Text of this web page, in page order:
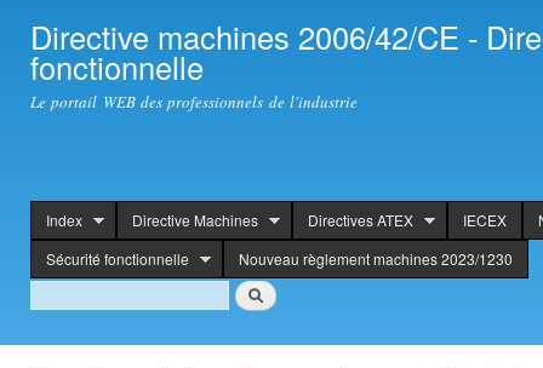
Directive machines 2006/42/CE -
fonctionnelle
Le portail WEB des professionnels de l'industrie
header
Index Directive Machines Directives ATEX IECEX
Sécurité fonctionnelle
Nouveau règlement machines 2023/1230
Search
Search